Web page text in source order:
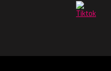
Youtube
Channel